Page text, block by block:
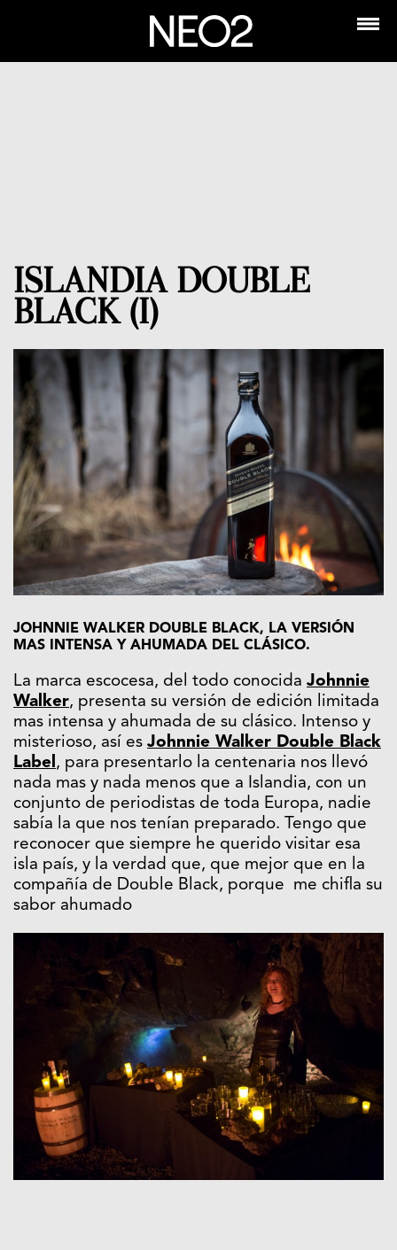
ISLANDIA DOUBLE
BLACK (I)
JOHNNIE WALKER DOUBLE BLACK, LA VERSIÓN
MAS INTENSA Y AHUMADA DEL CLÁSICO.
La marca escocesa, del todo conocida Johnnie
Walker, presenta su versión de edición limitada
mas intensa y ahumada de su clásico. Intenso y
misterioso, así es Johnnie Walker Double Black
Label, para presentarlo la centenaria nos llevó
nada mas y nada menos que a Islandia, con un
conjunto de periodistas de toda Europa, nadie
sabía la que nos tenían preparado. Tengo que
reconocer que siempre he querido visitar esa
isla país, y la verdad que, que mejor que en la
compañía de Double Black, porque me chifla su
sabor ahumado